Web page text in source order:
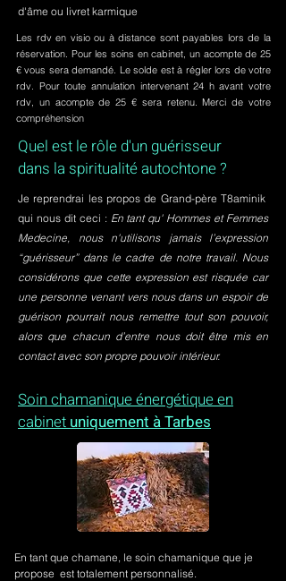
d'âme ou livret karmique
Les rdv en visio ou à distance sont payables lors de la
réservation. Pour les soins en cabinet, un acompte de 25
€ vous sera demandé. Le solde est à régler lors de votre
rdv. Pour toute annulation intervenant 24 h avant votre
rdv, un acompte de 25 € sera retenu. Merci de votre
compréhension
Quel est le rôle d'un guérisseur
dans la spiritualité autochtone ?
Je reprendrai les propos de Grand-père T8aminik
qui nous dit ceci : En tant qu' Hommes et Femmes
Medecine, nous n'utilisons jamais l’expression
“guérisseur” dans le cadre de notre travail. Nous
considérons que cette expression est risquée car
une personne venant vers nous dans un espoir de
guérison pourrait nous remettre tout son pouvoir,
alors que chacun d’entre nous doit être mis en
contact avec son propre pouvoir intérieur.
Soin chamanique énergétique en
cabinet uniquement à Tarbes
En tant que chamane, le soin chamanique que je
propose est totalement personnalisé.